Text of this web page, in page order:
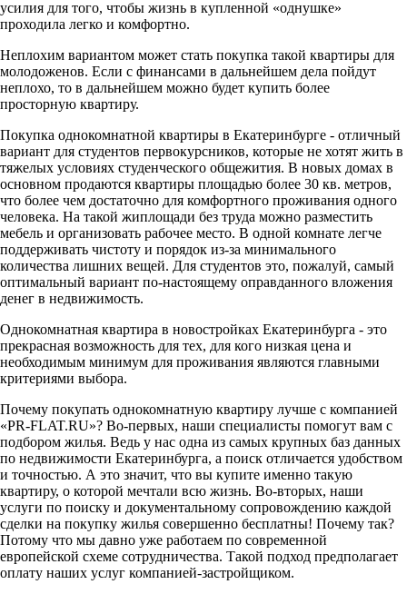
усилия для того, чтобы жизнь в купленной «однушке»
проходила легко и комфортно.
Неплохим вариантом может стать покупка такой квартиры для
молодоженов. Если с финансами в дальнейшем дела пойдут
неплохо, то в дальнейшем можно будет купить более
просторную квартиру.
Покупка однокомнатной квартиры в Екатеринбурге - отличный
вариант для студентов первокурсников, которые не хотят жить в
тяжелых условиях студенческого общежития. В новых домах в
основном продаются квартиры площадью более 30 кв. метров,
что более чем достаточно для комфортного проживания одного
человека. На такой жиплощади без труда можно разместить
мебель и организовать рабочее место. В одной комнате легче
поддерживать чистоту и порядок из-за минимального
количества лишних вещей. Для студентов это, пожалуй, самый
оптимальный вариант по-настоящему оправданного вложения
денег в недвижимость.
Однокомнатная квартира в новостройках Екатеринбурга - это
прекрасная возможность для тех, для кого низкая цена и
необходимым минимум для проживания являются главными
критериями выбора.
Почему покупать однокомнатную квартиру лучше с компанией
«PR-FLAT.RU»? Во-первых, наши специалисты помогут вам с
подбором жилья. Ведь у нас одна из самых крупных баз данных
по недвижимости Екатеринбурга, а поиск отличается удобством
и точностью. А это значит, что вы купите именно такую
квартиру, о которой мечтали всю жизнь. Во-вторых, наши
услуги по поиску и документальному сопровождению каждой
сделки на покупку жилья совершенно бесплатны! Почему так?
Потому что мы давно уже работаем по современной
европейской схеме сотрудничества. Такой подход предполагает
оплату наших услуг компанией-застройщиком.